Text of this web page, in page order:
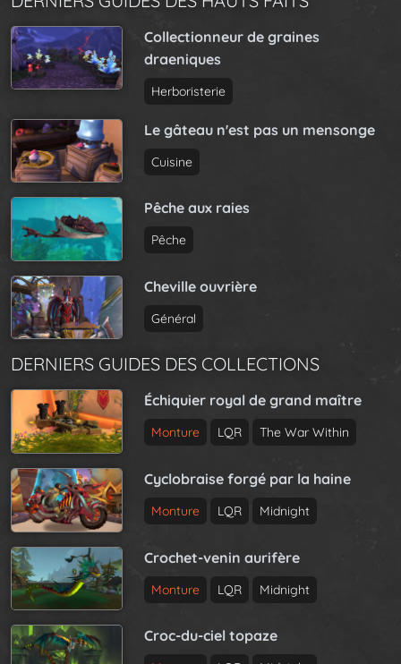
Collectionneur de graines
draeniques
Herboristerie
Le gâteau n'est pas un mensonge
Cuisine
Pêche aux raies
Pêche
Cheville ouvrière
Général
DERNIERS GUIDES DES COLLECTIONS
Échiquier royal de grand maître
Monture LQR The War Within
Cyclobraise forgé par la haine
Monture LQR Midnight
Crochet-venin aurifère
Monture LQR Midnight
Croc-du-ciel topaze